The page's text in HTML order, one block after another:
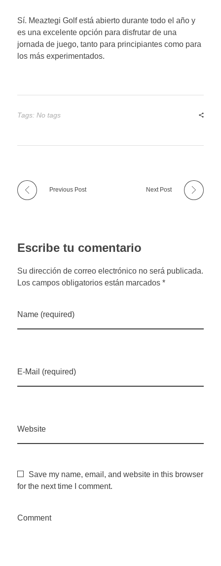
Sí. Meaztegi Golf está abierto durante todo el año y
es una excelente opción para disfrutar de una
jornada de juego, tanto para principiantes como para
los más experimentados.
Tags: No tags
Previous Post Next Post
Escribe tu comentario
Su dirección de correo electrónico no será publicada.
Los campos obligatorios están marcados *
Name (required)
E-Mail (required)
Website
Save my name, email, and website in this browser
for the next time I comment.
Comment